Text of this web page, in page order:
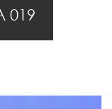
019